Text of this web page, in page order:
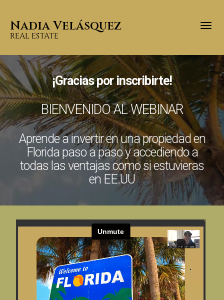
Nadia Velásquez
REAL ESTATE
¡Gracias por inscribirte!
BIENVENIDO AL WEBINAR
Aprende a invertir en una propiedad en
Florida paso a paso y accediendo a
todas las ventajas como si estuvieras
en EE.UU